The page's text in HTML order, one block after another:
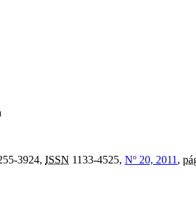
3924, ISSN 1133-4525, Nº 20, 2011 ,